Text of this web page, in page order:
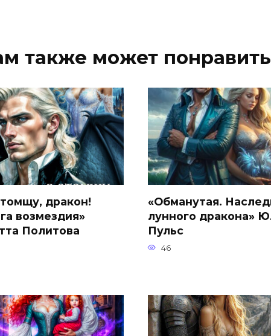
также может
дракон!
возмездия»
Политова
«Обманутая.
лунного дракона»
Пульс
46